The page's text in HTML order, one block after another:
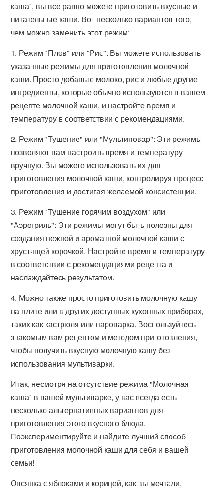
каша", вы все равно можете приготовить вкусные и
питательные каши. Вот несколько вариантов того,
чем можно заменить этот режим:
1. Режим "Плов" или "Рис": Вы можете использовать
указанные режимы для приготовления молочной
каши. Просто добавьте молоко, рис и любые другие
ингредиенты, которые обычно используются в вашем
рецепте молочной каши, и настройте время и
температуру в соответствии с рекомендациями.
2. Режим "Тушение" или "Мультиповар": Эти режимы
позволяют вам настроить время и температуру
вручную. Вы можете использовать их для
приготовления молочной каши, контролируя процесс
приготовления и достигая желаемой консистенции.
3. Режим "Тушение горячим воздухом" или
"Аэрогриль": Эти режимы могут быть полезны для
создания нежной и ароматной молочной каши с
хрустящей корочкой. Настройте время и температуру
в соответствии с рекомендациями рецепта и
наслаждайтесь результатом.
4. Можно также просто приготовить молочную кашу
на плите или в других доступных кухонных приборах,
таких как кастрюля или пароварка. Воспользуйтесь
знакомым вам рецептом и методом приготовления,
чтобы получить вкусную молочную кашу без
использования мультиварки.
Итак, несмотря на отсутствие режима "Молочная
каша" в вашей мультиварке, у вас всегда есть
несколько альтернативных вариантов для
приготовления этого вкусного блюда.
Поэкспериментируйте и найдите лучший способ
приготовления молочной каши для себя и вашей
семьи!
Овсянка с яблоками и корицей, как вы мечтали,